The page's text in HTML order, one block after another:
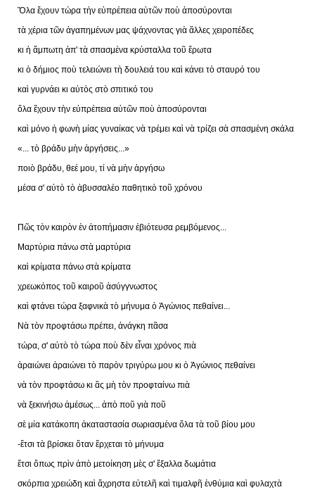
Ὅλα ἔχουν τώρα τὴν εὐπρέπεια αὐτῶν ποὺ ἀποσύρονται
τὰ χέρια τῶν ἀγαπημένων μας ψάχνοντας γιὰ ἄλλες χειροπέδες
κι ἡ ἄμπωτη ἀπ' τὰ σπασμένα κρύσταλλα τοῦ ἔρωτα
κι ὁ δήμιος ποὺ τελειώνει τὴ δουλειά του καὶ κάνει τὸ σταυρό του
καὶ γυρνάει κι αὐτὸς στὸ σπιτικό του
ὅλα ἔχουν τὴν εὐπρέπεια αὐτῶν ποὺ ἀποσύρονται
καὶ μόνο ἡ φωνὴ μίας γυναίκας νὰ τρέμει καὶ νὰ τρίζει σὰ σπασμένη σκάλα
«... τὸ βράδυ μὴν ἀργήσεις...»
ποιὸ βράδυ, θεέ μου, τί νὰ μὴν ἀργήσω
μέσα σ' αὐτὸ τὸ ἀβυσσαλέο παθητικὸ τοῦ χρόνου
Πῶς τὸν καιρὸν ἐν ἀτοπήμασιν ἐβιότευσα ρεμβόμενος...
Μαρτύρια πάνω στὰ μαρτύρια
καὶ κρίματα πάνω στὰ κρίματα
χρεωκόπος τοῦ καιροῦ ἀσύγγνωστος
καὶ φτάνει τώρα ξαφνικὰ τὸ μήνυμα ὁ Ἀγώνιος πεθαίνει...
Νὰ τὸν προφτάσω πρέπει, ἀνάγκη πᾶσα
τώρα, σ' αὐτὸ τὸ τώρα ποὺ δὲν εἶναι χρόνος πιὰ
ἀραιώνει ἀραιώνει τὸ παρὸν τριγύρω μου κι ὁ Ἀγώνιος πεθαίνει
νὰ τὸν προφτάσω κι ἂς μὴ τὸν προφταίνω πιὰ
νὰ ξεκινήσω ἀμέσως... ἀπὸ ποῦ γιὰ ποῦ
σὲ μία κατάκοπη ἀκαταστασία σωριασμένα ὅλα τὰ τοῦ βίου μου
-ἔτσι τὰ βρίσκει ὅταν ἔρχεται τὸ μήνυμα
ἔτσι ὅπως πρὶν ἀπὸ μετοίκηση μὲς σ' ἔξαλλα δωμάτια
σκόρπια χρειώδη καὶ ἄχρηστα εὐτελῆ καὶ τιμαλφῆ ἐνθύμια καὶ φυλαχτὰ